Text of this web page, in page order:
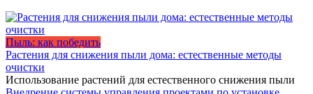
Пыль: как победить
Растения для снижения пыли дома: естественные методы
очистки
Использование растений для естественного снижения пыли